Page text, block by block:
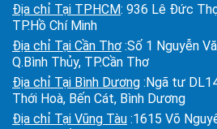
Địa chỉ Tại TPHCM: 936 Lê Đức
TP.Hồ Chí Minh
Địa chỉ Tại Cần Thơ :Số 1 Nguyễn
Q.Bình Thủy, TP.Cần Thơ
Địa chỉ Tại Bình Dương :Ngã tư
Thới Hoà, Bến Cát, Bình Dương
Địa chỉ Tại Vũng Tàu :1615 Võ